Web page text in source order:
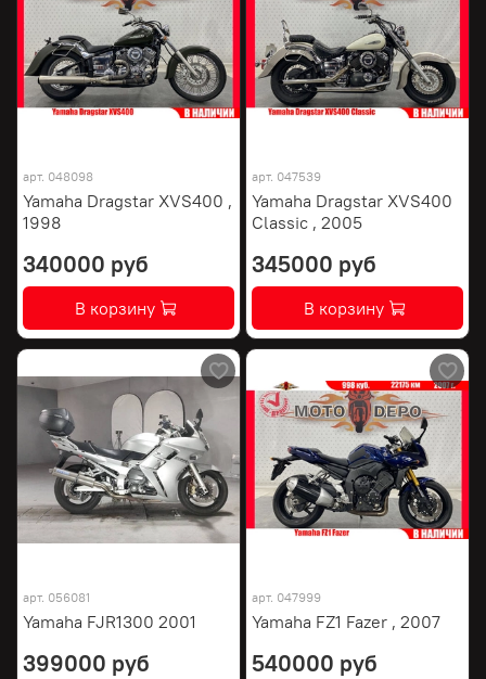
арт. 048098
Yamaha Dragstar XVS400 ,
1998
340000 руб
В корзину
арт. 047539
Yamaha Dragstar XVS400
Classic , 2005
345000 руб
В корзину
арт. 056081
Yamaha FJR1300 2001
399000 руб
арт. 047999
Yamaha FZ1 Fazer , 2007
540000 руб